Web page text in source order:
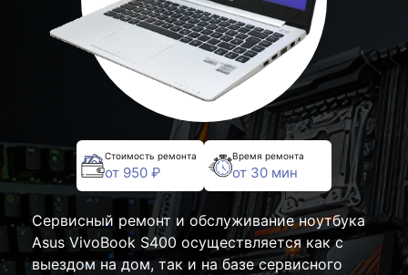
Стоимость ремонта
от 950 ₽
Время ремонта
от 30 мин
Сервисный ремонт и обслуживание ноутбука
Asus VivoBook S400 осуществляется как с
выездом на дом, так и на базе сервисного